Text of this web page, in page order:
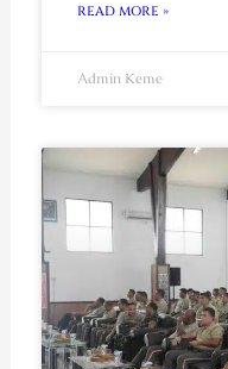
READ MORE »
Admin Keme